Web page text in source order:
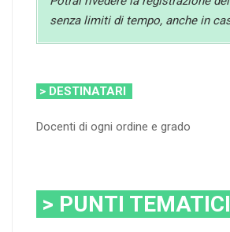
senza limiti di tempo, anche in
> DESTINATARI
Docenti di ogni ordine e grado
> PUNTI TEMATICI